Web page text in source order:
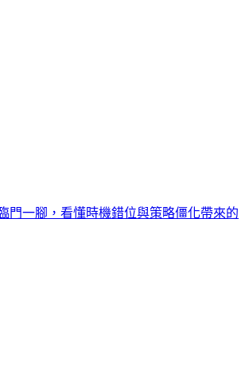
門一腳，看懂時機錯位與策略僵化帶來的